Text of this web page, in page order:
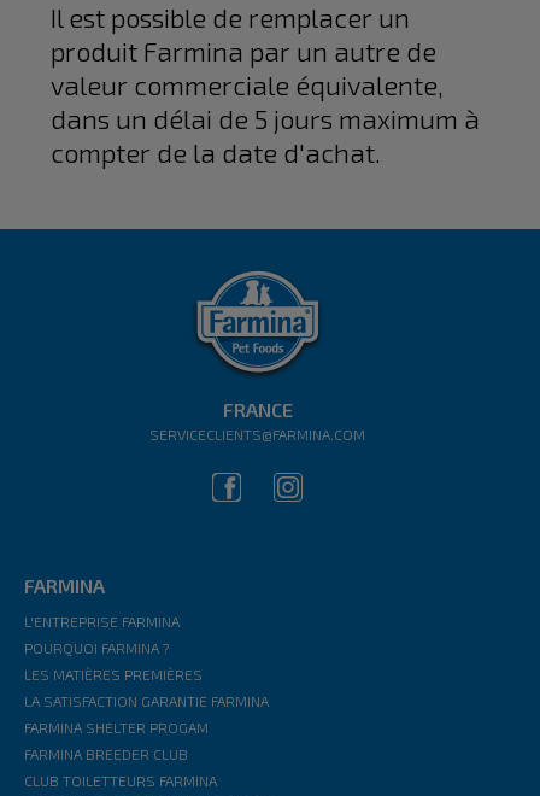
Il est possible de remplacer un
produit Farmina par un autre de
valeur commerciale équivalente,
dans un délai de 5 jours maximum à
compter de la date d'achat.
FRANCE
SERVICECLIENTS@FARMINA.COM
FARMINA
L'ENTREPRISE FARMINA
POURQUOI FARMINA ?
LES MATIÈRES PREMIÈRES
LA SATISFACTION GARANTIE FARMINA
FARMINA SHELTER PROGAM
FARMINA BREEDER CLUB
CLUB TOILETTEURS FARMINA